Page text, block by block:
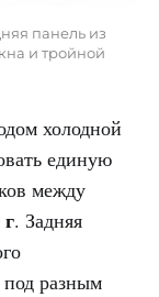
панель из
и тройной
холодной
единую
между
. Задняя
разным